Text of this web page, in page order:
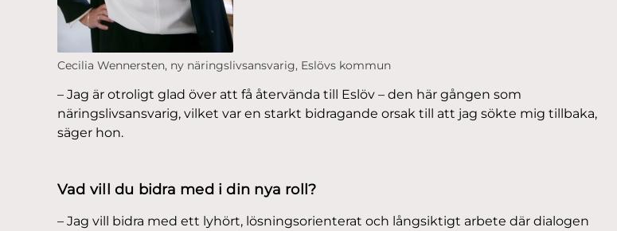
Cecilia Wennersten, ny näringslivsansvarig, Eslövs kommun
– Jag är otroligt glad över att få återvända till Eslöv – den här gången som
näringslivsansvarig, vilket var en starkt bidragande orsak till att jag sökte mig tillbaka,
säger hon.
Vad vill du bidra med i din nya roll?
– Jag vill bidra med ett lyhört, lösningsorienterat och långsiktigt arbete där dialogen